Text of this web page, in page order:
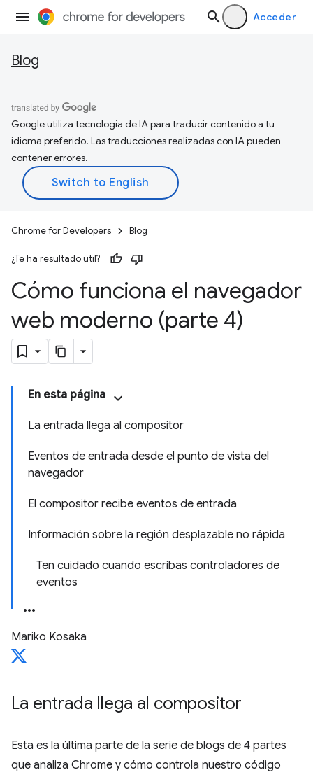
Acceder
Blog
Google utiliza tecnología de IA para traducir contenido a tu
idioma preferido. Las traducciones realizadas con IA pueden
contener errores.
Chrome for Developers Blog
¿Te ha resultado útil?
Cómo funciona el navegador
web moderno (parte 4)
En esta página
La entrada llega al compositor
Eventos de entrada desde el punto de vista del
navegador
El compositor recibe eventos de entrada
Información sobre la región desplazable no rápida
Ten cuidado cuando escribas controladores de
eventos
Mariko Kosaka
La entrada llega al compositor
Esta es la última parte de la serie de blogs de 4 partes
que analiza Chrome y cómo controla nuestro código